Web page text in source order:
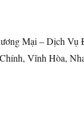
Mại – Dịch
Vĩnh Hòa,